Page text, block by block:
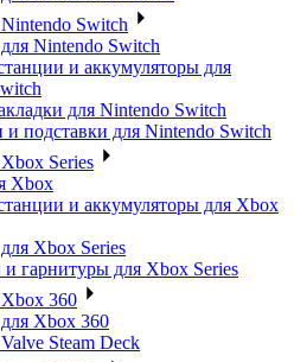
Switch
Nintendo Switch
и аккумуляторы для
для Nintendo Switch
и подставки для Nintendo Switch
Series
Xbox
и аккумуляторы для Xbox
Xbox Series
гарнитуры для Xbox Series
360
Xbox 360
Steam Deck